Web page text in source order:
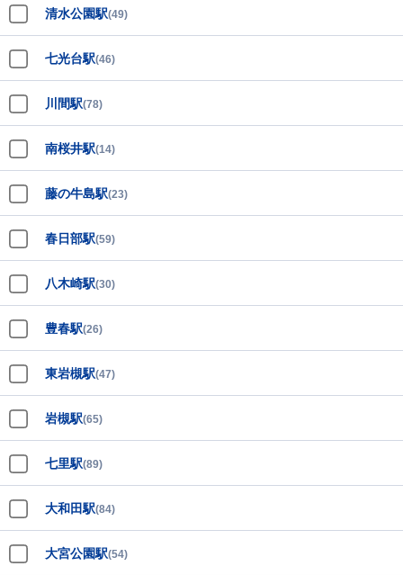
清水公園駅(49)
七光台駅(46)
川間駅(78)
南桜井駅(14)
藤の牛島駅(23)
春日部駅(59)
八木崎駅(30)
豊春駅(26)
東岩槻駅(47)
岩槻駅(65)
七里駅(89)
大和田駅(84)
大宮公園駅(54)